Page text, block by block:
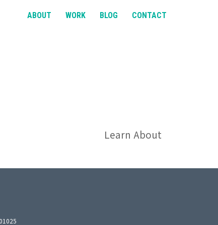
ABOUT WORK BLOG CONTACT
Learn About